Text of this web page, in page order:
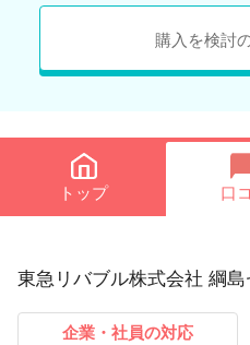
購入を検討
トップ 口
東急リバブル株式会社 綱
企業・社員の対応